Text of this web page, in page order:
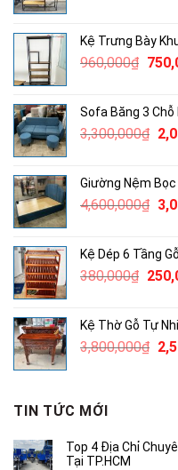
Kệ Trưng Bày
960,000₫ Giá
Sofa Băng 3 Chỗ
3,300,000₫ Giá
Giường Nệm Bọc
4,600,000₫ Giá
Kệ Dép 6 Tầng
380,000₫ Giá
Kệ Thờ Gỗ Tự
3,800,000₫ Giá
TIN TỨC MỚI
Top 4 Địa Chỉ
Tại TP.HCM